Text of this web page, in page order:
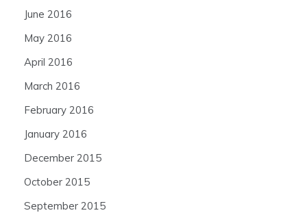
June 2016
May 2016
April 2016
March 2016
February 2016
January 2016
December 2015
October 2015
September 2015